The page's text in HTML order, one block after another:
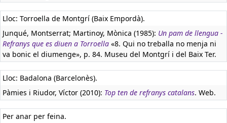
Lloc: Torroella de Montgrí (Baix Empordà).
Junqué, Montserrat; Martinoy, Mònica (1985): Un pam de llengua -
Refranys que es diuen a Torroella «8. Qui no treballa no menja ni
va bonic el diumenge», p. 84. Museu del Montgrí i del Baix Ter.
Lloc: Badalona (Barcelonès).
Pàmies i Riudor, Víctor (2010): Top ten de refranys catalans. Web.
Per anar per feina.